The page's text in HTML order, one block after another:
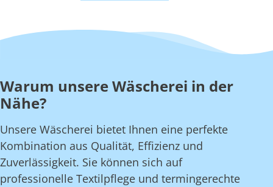
Warum unsere Wäscherei in der
Nähe?
Unsere Wäscherei bietet Ihnen eine perfekte
Kombination aus Qualität, Effizienz und
Zuverlässigkeit. Sie können sich auf
professionelle Textilpflege und termingerechte